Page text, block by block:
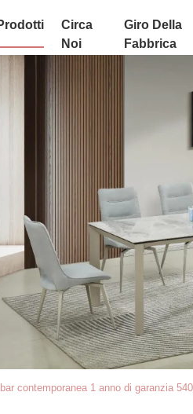
Circa
Noi
Giro Della
Fabbrica
contemporanea 1 anno di garanzia